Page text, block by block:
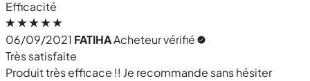
Efficacité
06/09/2021 FATIHAAcheteur vérifié
Très satisfaite
Produit très efficace !! Je recommande sans hésiter